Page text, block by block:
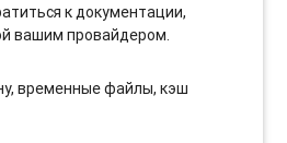
к документации,
вашим провайдером.
временные файлы, кэш